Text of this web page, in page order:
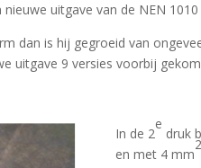
uitgave van de NEN 1010
dan is hij gegroeid van
uitgave 9 versies voorbij
In de 2
e
druk
en met 4 mm
2